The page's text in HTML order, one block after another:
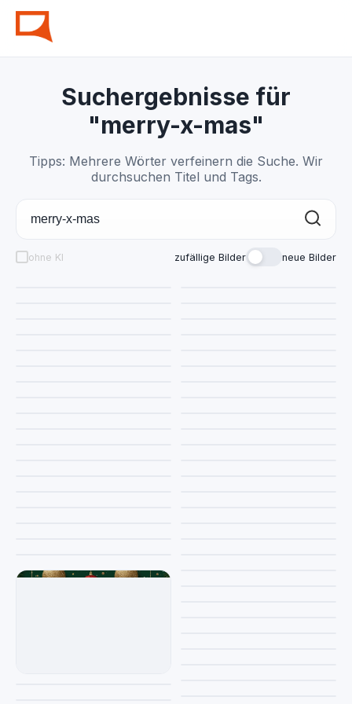
Suchergebnisse für
"merry-x-mas"
Tipps: Mehrere Wörter verfeinern die Suche. Wir
durchsuchen Titel und Tags.
ohne KI zufällige Bilder neue Bilder